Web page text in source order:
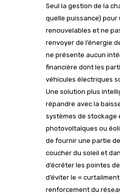
Seul la gestion de la
quelle puissance) pour
renouvelables et ne
renvoyer de l’énergie
ne présente aucun
financière dont les
véhicules électriques
Une solution plus
répandre avec la
systèmes de stockage
photovoltaïques ou
de fournir une partie
coucher du soleil et
d’écrêter les pointes
d’éviter le «
renforcement du